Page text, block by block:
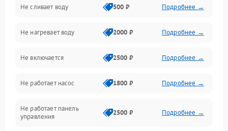
Электропитание
Датчики
Нагрев
Вода
Гигиена
Не сливает воду 500 ₽ Подробнее →
Не нагревает воду 2000 ₽ Подробнее →
Не включается 2500 ₽ Подробнее →
Не работает насос 1800 ₽ Подробнее →
Не работает панель
управления
2500 ₽ Подробнее →